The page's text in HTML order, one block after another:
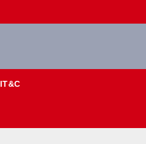
IT&C